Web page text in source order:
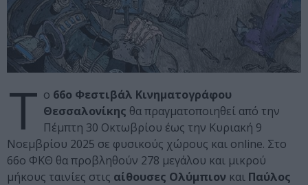
Τ ο 66ο Φεστιβάλ Κινηματογράφου
Θεσσαλονίκης θα πραγματοποιηθεί από την
Πέμπτη 30 Οκτωβρίου έως την Κυριακή 9
Νοεμβρίου 2025 σε φυσικούς χώρους και online. Στο
66ο ΦΚΘ θα προβληθούν 278 μεγάλου και μικρού
μήκους ταινίες στις αίθουσες Ολύμπιον και Παύλος